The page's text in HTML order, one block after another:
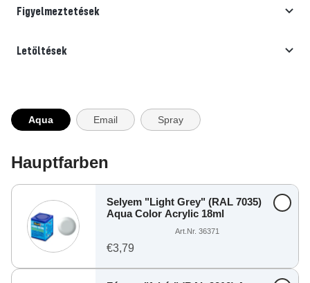
Figyelmeztetések
Letöltések
Aqua Email Spray
Hauptfarben
Selyem "Light Grey" (RAL 7035)
Aqua Color Acrylic 18ml
Art.Nr. 36371
€3,79